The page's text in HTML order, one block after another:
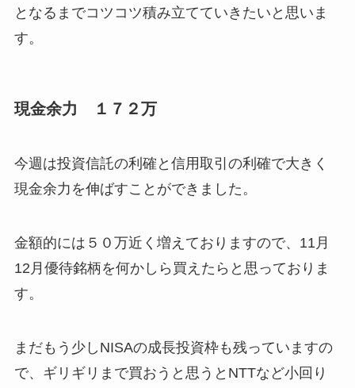
となるまでコツコツ積み立てていきたいと思いま
す。
現金余力 １７２万
今週は投資信託の利確と信用取引の利確で大きく
現金余力を伸ばすことができました。
金額的には５０万近く増えておりますので、11月
12月優待銘柄を何かしら買えたらと思っておりま
す。
まだもう少しNISAの成長投資枠も残っていますの
で、ギリギリまで買おうと思うとNTTなど小回り